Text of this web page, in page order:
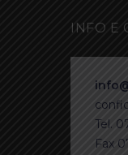
INFO E
Tel.
Fax